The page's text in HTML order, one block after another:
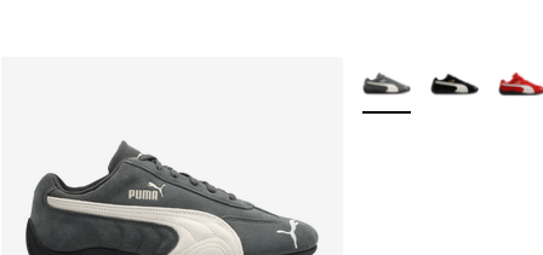
Meer kleuren